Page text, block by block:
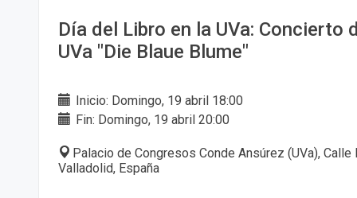
Día del Libro en la UVa: Concierto
UVa "Die Blaue Blume"
Inicio: Domingo, 19 abril 18:00
Fin: Domingo, 19 abril 20:00
Palacio de Congresos Conde Ansúrez (UVa), Calle
Valladolid, España